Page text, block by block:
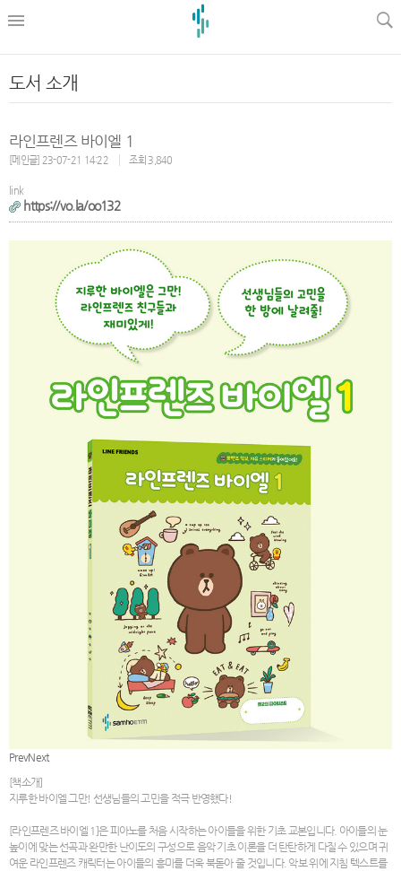
도서 소개
라인프렌즈 바이엘 1
[메인글] 23-07-21 14:22 조회 3,840
link
https://vo.la/oo132
PrevNext
[책소개]
지루한 바이엘 그만! 선생님들의 고민을 적극 반영했다!
[라인프렌즈 바이엘 1]은 피아노를 처음 시작하는 아이들을 위한 기초 교본입니다. 아이들의 눈
높이에 맞는 선곡과 완만한 난이도의 구성으로 음악 기초 이론을 더 탄탄하게 다질 수 있으며 귀
여운 라인프렌즈 캐릭터는 아이들의 흥미를 더욱 북돋아 줄 것입니다. 악보 위에 지침 텍스트를